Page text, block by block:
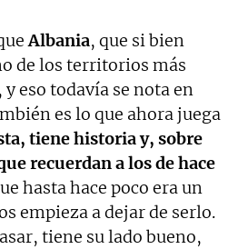
Albania, que si bien
de los territorios más
eso todavía se nota en
es lo que ahora juega
tiene historia y, sobre
recuerdan a los de hace
hasta hace poco era un
empieza a dejar de serlo.
tiene su lado bueno,